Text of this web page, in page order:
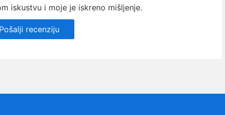
iskustvu i moje je iskreno mišljenje.
Pošalji recenziju